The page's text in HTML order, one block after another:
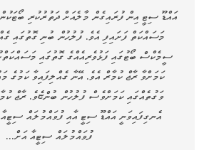
އައްޑޫ ސިޓީ އިން ފުރައިގެން މާލެއަށް ދަތުރުކުރި
މަސައްކަތް ފަށައިފި އެވެ. ފުލުހުން ބުނި ގޮތުގައި
ސީމެކްސް ބޯޓުގައި ފަޅުވެރިއެއްގެ ގޮތުގައި
ކަމަށްވާ ރާޖް ކުމާރް އެވެ. އޭނާ ގެއްލިފައިވާ ކަމުގެ
ވަގުތެއްގައި ކަމަށްވެސް ފުލުހުން ބުންޏެވެ. ރާޖް
އެނގިފައިވަނީ އައްޑޫ ސިޓީ އާއި ފުވައްމުލައް ސިޓީއާ
ފުވައްމުލައް ސިޓީއާ އަށް…